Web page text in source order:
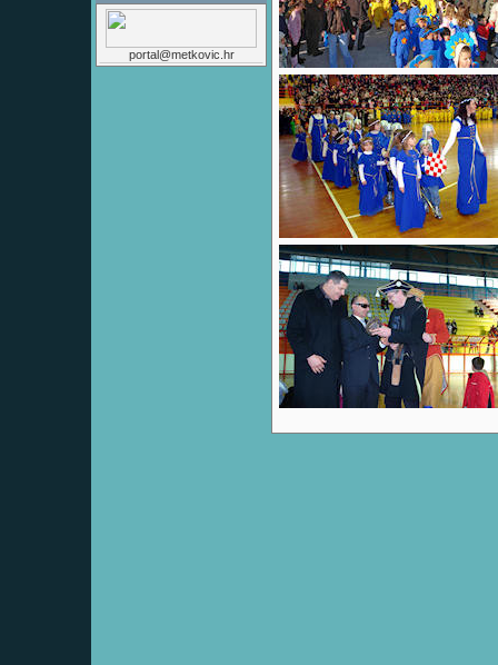
portal@metkovic.hr